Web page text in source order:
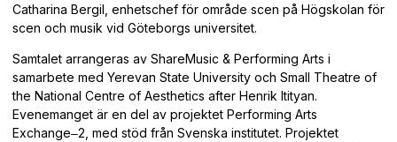
Catharina Bergil, enhetschef för område scen på Högskolan för
scen och musik vid Göteborgs universitet.
Samtalet arrangeras av ShareMusic & Performing Arts i
samarbete med Yerevan State University och Small Theatre of
the National Centre of Aesthetics after Henrik Itityan.
Evenemanget är en del av projektet Performing Arts
Exchange‒2, med stöd från Svenska institutet. Projektet